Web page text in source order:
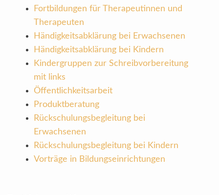
Fortbildungen für Therapeutinnen und
Therapeuten
Händigkeitsabklärung bei Erwachsenen
Händigkeitsabklärung bei Kindern
Kindergruppen zur Schreibvorbereitung
mit links
Öffentlichkeitsarbeit
Produktberatung
Rückschulungsbegleitung bei
Erwachsenen
Rückschulungsbegleitung bei Kindern
Vorträge in Bildungseinrichtungen